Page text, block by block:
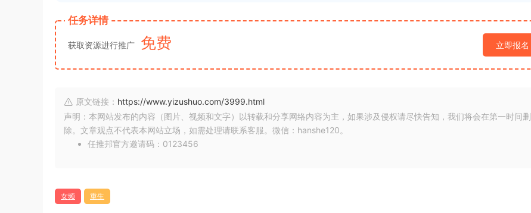
任务详情
获取资源进行推广 免费 立即报名
原文链接： https://www.yizushuo.com/3999.html
声明：本网站发布的内容（图片、视频和文字）以转载和分享网络内容为主，如果涉及侵权请尽快告知，我们将会在第一时间删
除。文章观点不代表本网站立场，如需处理请联系客服。微信：hanshe120。
任推邦官方邀请码：0123456
女频 重生